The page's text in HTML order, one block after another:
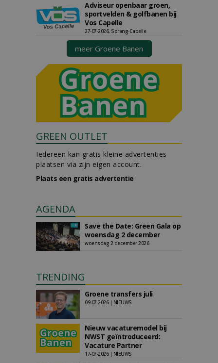
Adviseur openbaar groen,
sportvelden & golfbanen bij
Vos Capelle
27-07-2026, Sprang-Capelle
meer Groene Banen
GREEN OUTLET
Iedereen kan gratis kleine advertenties
plaatsen via zijn eigen account.
Plaats een gratis advertentie
AGENDA
Save the Date: Green Gala op
woensdag 2 december
woensdag 2 december 2026
TRENDING
Groene transfers juli
09-07-2026 | NIEUWS
Nieuw vacaturemodel bij
NWST geïntroduceerd:
Vacature Partner
17-07-2026 | NIEUWS